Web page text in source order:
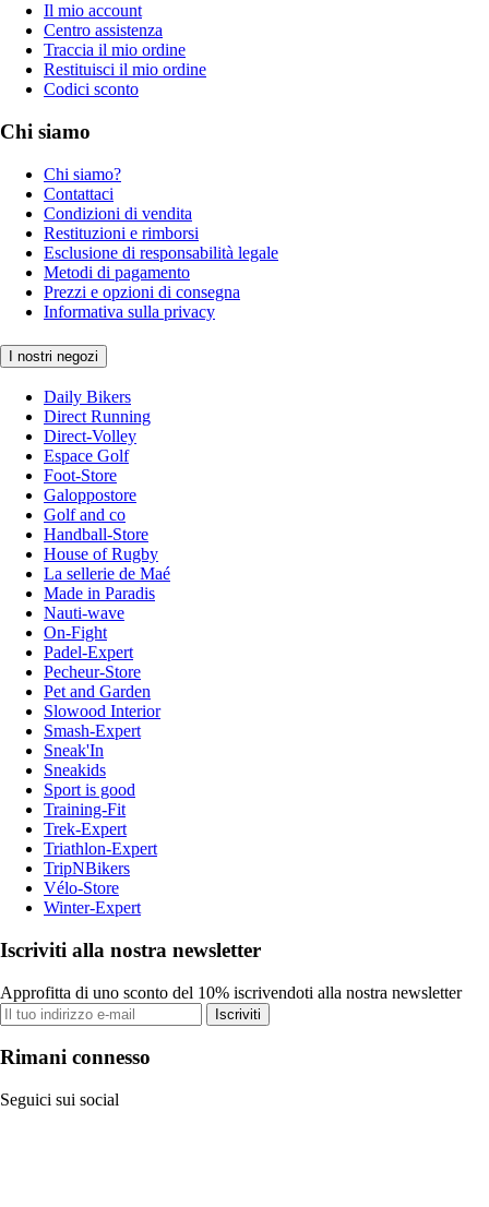
Il mio account
Centro assistenza
Traccia il mio ordine
Restituisci il mio ordine
Codici sconto
Chi siamo
Chi siamo?
Contattaci
Condizioni di vendita
Restituzioni e rimborsi
Esclusione di responsabilità legale
Metodi di pagamento
Prezzi e opzioni di consegna
Informativa sulla privacy
I nostri negozi
Daily Bikers
Direct Running
Direct-Volley
Espace Golf
Foot-Store
Galoppostore
Golf and co
Handball-Store
House of Rugby
La sellerie de Maé
Made in Paradis
Nauti-wave
On-Fight
Padel-Expert
Pecheur-Store
Pet and Garden
Slowood Interior
Smash-Expert
Sneak'In
Sneakids
Sport is good
Training-Fit
Trek-Expert
Triathlon-Expert
TripNBikers
Vélo-Store
Winter-Expert
Iscriviti alla nostra newsletter
Approfitta di uno sconto del 10% iscrivendoti alla nostra newsletter
Iscriviti
Rimani connesso
Seguici sui social